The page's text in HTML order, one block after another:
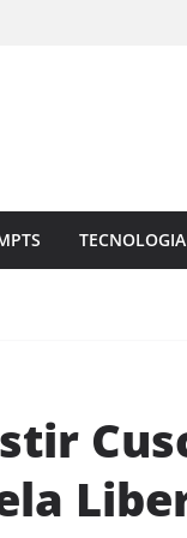
TECNOLOGIA